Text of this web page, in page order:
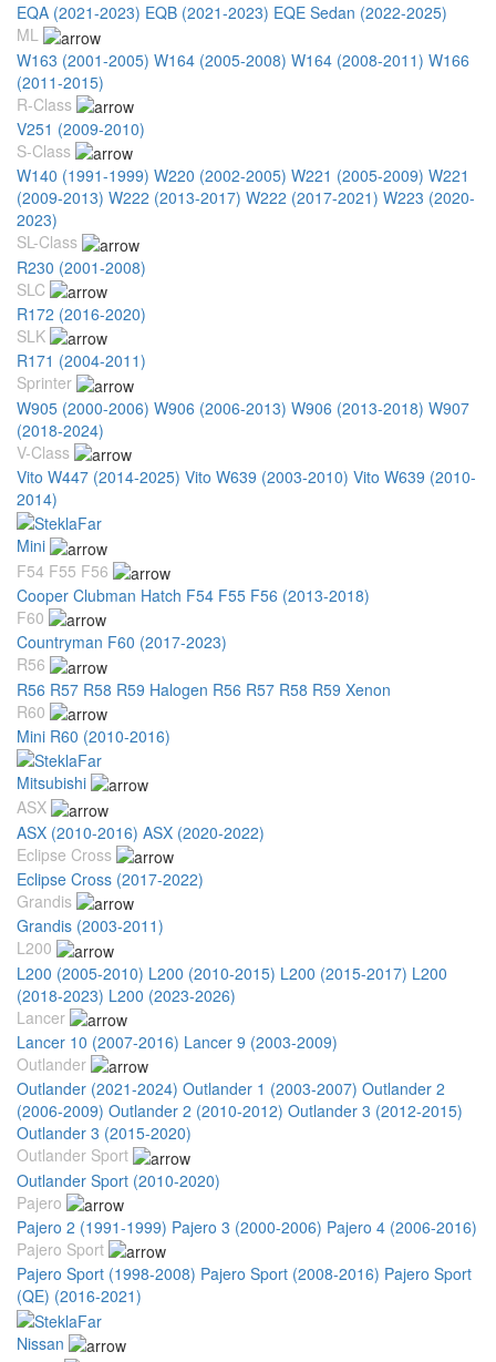
EQA (2021-2023) EQB (2021-2023) EQE Sedan (2022-2025)
ML
W163 (2001-2005) W164 (2005-2008) W164 (2008-2011) W166
(2011-2015)
R-Class
V251 (2009-2010)
S-Class
W140 (1991-1999) W220 (2002-2005) W221 (2005-2009) W221
(2009-2013) W222 (2013-2017) W222 (2017-2021) W223 (2020-
2023)
SL-Class
R230 (2001-2008)
SLC
R172 (2016-2020)
SLK
R171 (2004-2011)
Sprinter
W905 (2000-2006) W906 (2006-2013) W906 (2013-2018) W907
(2018-2024)
V-Class
Vito W447 (2014-2025) Vito W639 (2003-2010) Vito W639 (2010-
2014)
Mini
F54 F55 F56
Cooper Clubman Hatch F54 F55 F56 (2013-2018)
F60
Countryman F60 (2017-2023)
R56
R56 R57 R58 R59 Halogen R56 R57 R58 R59 Xenon
R60
Mini R60 (2010-2016)
Mitsubishi
ASX
ASX (2010-2016) ASX (2020-2022)
Eclipse Cross
Eclipse Cross (2017-2022)
Grandis
Grandis (2003-2011)
L200
L200 (2005-2010) L200 (2010-2015) L200 (2015-2017) L200
(2018-2023) L200 (2023-2026)
Lancer
Lancer 10 (2007-2016) Lancer 9 (2003-2009)
Outlander
Outlander (2021-2024) Outlander 1 (2003-2007) Outlander 2
(2006-2009) Outlander 2 (2010-2012) Outlander 3 (2012-2015)
Outlander 3 (2015-2020)
Outlander Sport
Outlander Sport (2010-2020)
Pajero
Pajero 2 (1991-1999) Pajero 3 (2000-2006) Pajero 4 (2006-2016)
Pajero Sport
Pajero Sport (1998-2008) Pajero Sport (2008-2016) Pajero Sport
(QE) (2016-2021)
Nissan